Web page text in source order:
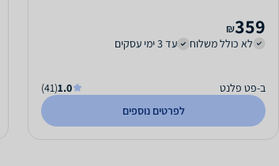
359
₪
לא כולל משלוח
עד 3 ימי עסקים
ב-פט פלנט 1.0
(41)
לפרטים נוספים